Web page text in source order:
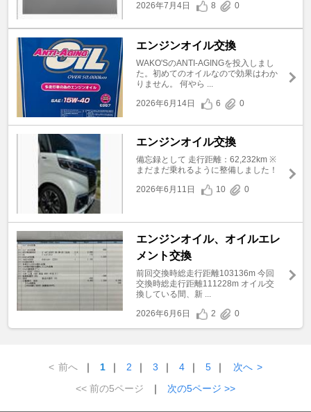
2026年7月4日
8 0
エンジンオイル交換
WAKO'SのANTI-AGINGを投入しまし
た。初めてのオイルなので効果はわか
りません。 何やら ...
2026年6月14日
6 0
エンジンオイル交換
備忘録として 走行距離：62,232km ※
まだまだ乗れるように整備しました！
2026年6月11日
10 0
エンジンオイル、オイルエレ
メント交換
前回交換時総走行距離103136m 今回
交換時総走行距離111228m オイル交
換している間、新 ...
2026年6月6日
2 0
< 前へ ｜ 1 ｜ 2 ｜ 3 ｜ 4 ｜ 5 ｜ 次へ >
<< 前の5ページ
｜ 次の5ページ >>